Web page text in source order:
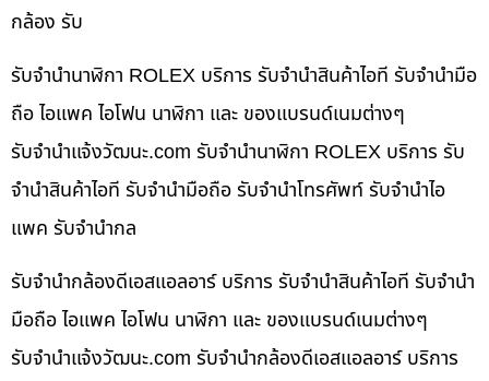
กล้อง รับ
รับจำนำนาฬิกา ROLEX บริการ รับจำนำสินค้าไอที รับจำนำมือ
ถือ ไอแพค ไอโฟน นาฬิกา และ ของแบรนด์เนมต่างๆ
รับจํานําแจ้งวัฒนะ.com รับจำนำนาฬิกา ROLEX บริการ รับ
จำนำสินค้าไอที รับจำนำมือถือ รับจำนำโทรศัพท์ รับจำนำไอ
แพค รับจำนำกล
รับจำนำกล้องดีเอสแอลอาร์ บริการ รับจำนำสินค้าไอที รับจำนำ
มือถือ ไอแพค ไอโฟน นาฬิกา และ ของแบรนด์เนมต่างๆ
รับจํานําแจ้งวัฒนะ.com รับจำนำกล้องดีเอสแอลอาร์ บริการ